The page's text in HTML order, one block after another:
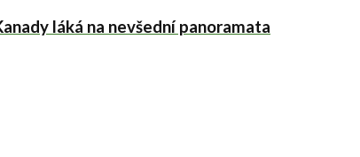
láká na nevšední panoramata